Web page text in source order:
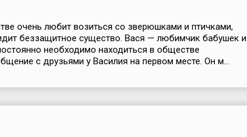
очень любит возиться со зверюшками и птичками,
беззащитное существо. Вася — любимчик бабушек и
необходимо находиться в обществе
с друзьями у Василия на первом месте. Он м...